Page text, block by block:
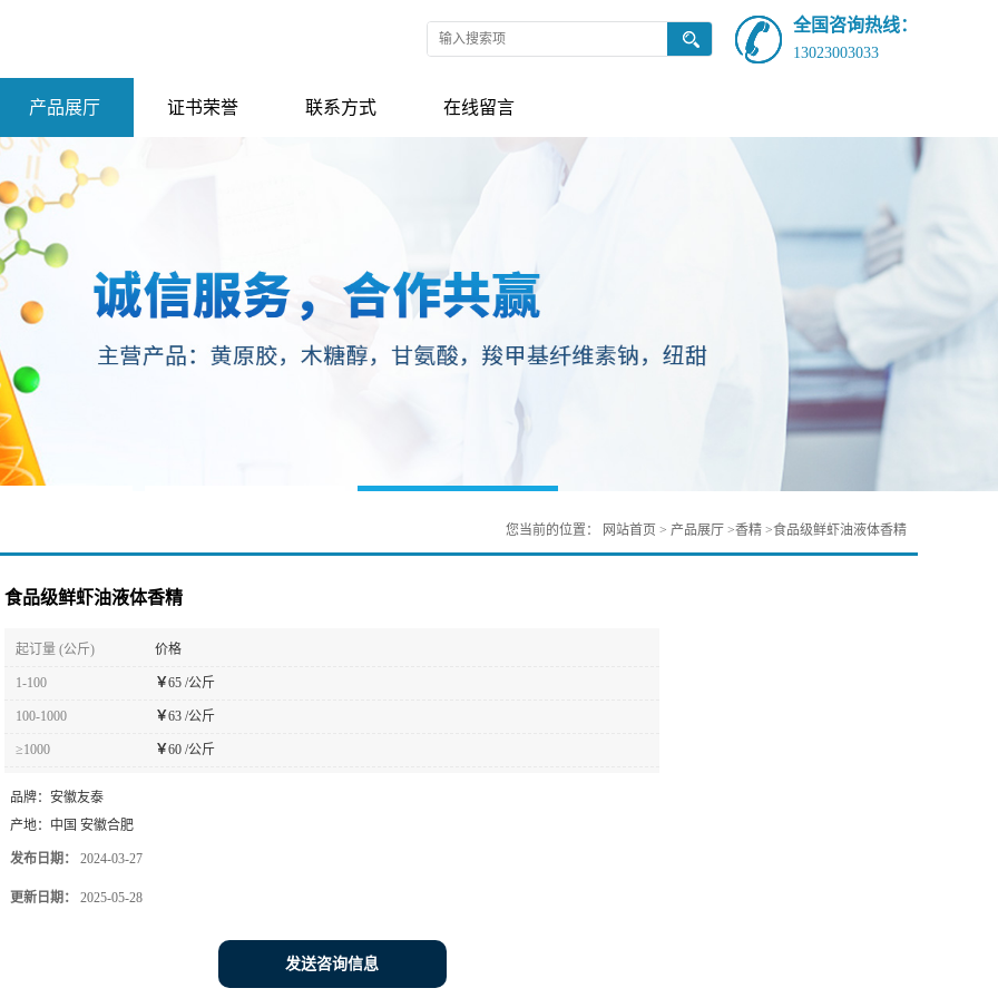
全国咨询热线：
13023003033
产品展厅 证书荣誉 联系方式 在线留言
您当前的位置： 网站首页 > 产品展厅 >香精 >食品级鲜虾油液体香精
食品级鲜虾油液体香精
起订量 (公斤) 价格
1-100 ￥65 /公斤
100-1000 ￥63 /公斤
≥1000 ￥60 /公斤
品牌： 安徽友泰
产地： 中国 安徽合肥
发布日期： 2024-03-27
更新日期： 2025-05-28
发送咨询信息